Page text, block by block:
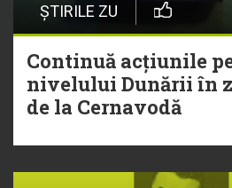
ȘTIRILE ZU
Continuă acțiunile
nivelului Dunării în
de la Cernavodă